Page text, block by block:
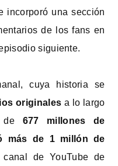
incorporó una sección
de los fans en
siguiente.
cuya historia se
originales a lo largo
677 millones de
más de 1 millón de
de YouTube de